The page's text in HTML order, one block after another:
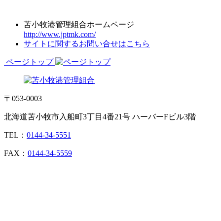
苫小牧港管理組合ホームページ
http://www.jptmk.com/
サイトに関するお問い合せはこちら
ページトップ
〒053-0003
北海道苫小牧市入船町3丁目4番21号 ハーバーFビル3階
TEL： 0144-34-5551
FAX： 0144-34-5559